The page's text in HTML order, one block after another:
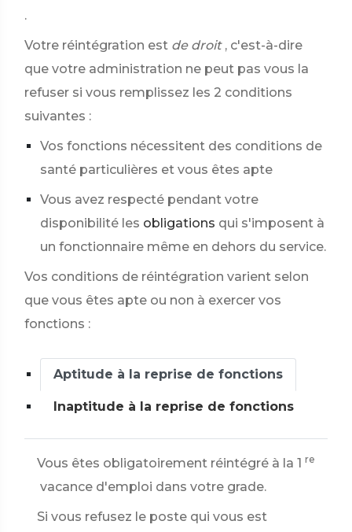
.
Votre réintégration est de droit , c'est-à-dire
que votre administration ne peut pas vous la
refuser si vous remplissez les 2 conditions
suivantes :
Vos fonctions nécessitent des conditions de
santé particulières et vous êtes apte
Vous avez respecté pendant votre
disponibilité les obligations qui s'imposent à
un fonctionnaire même en dehors du service.
Vos conditions de réintégration varient selon
que vous êtes apte ou non à exercer vos
fonctions :
Aptitude à la reprise de fonctions
Inaptitude à la reprise de fonctions
Vous êtes obligatoirement réintégré à la 1 re
vacance d'emploi dans votre grade.
Si vous refusez le poste qui vous est